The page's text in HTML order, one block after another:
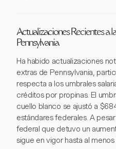
Actualizaciones Recientes a
Pennsylvania
Ha habido actualizaciones
extras de Pennsylvania,
respecta a los umbrales
créditos por propinas. El
cuello blanco se ajustó a
estándares federales. A
federal que detuvo un
sigue en vigor hasta al